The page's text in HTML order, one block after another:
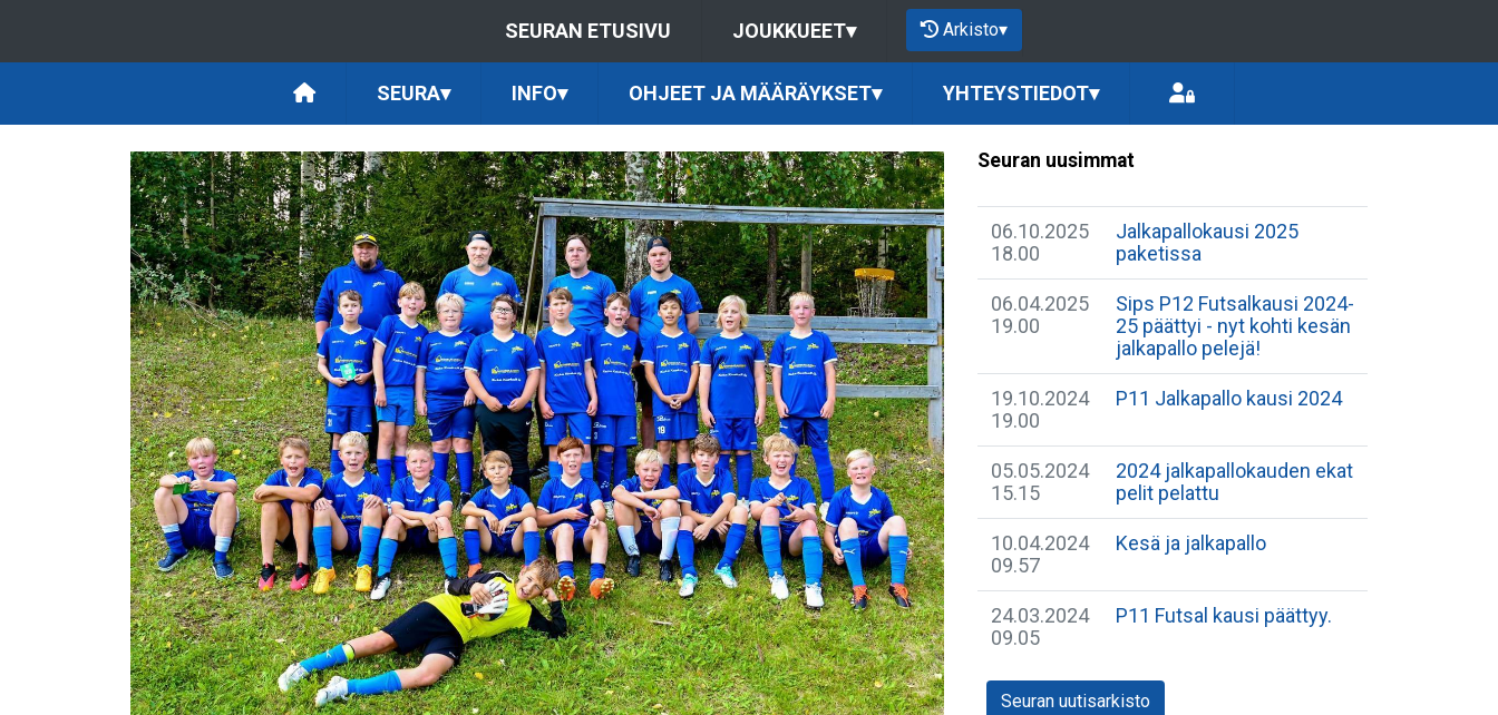
SEURAN ETUSIVU JOUKKUEET▾ Arkisto▾
SEURA▾ INFO▾ OHJEET JA MÄÄRÄYKSET▾ YHTEYSTIEDOT▾
Seuran uusimmat
06.10.2025
18.00
Jalkapallokausi 2025
paketissa
06.04.2025
19.00
Sips P12 Futsalkausi 2024-
25 päättyi - nyt kohti kesän
jalkapallo pelejä!
19.10.2024
19.00
P11 Jalkapallo kausi 2024
05.05.2024
15.15
2024 jalkapallokauden ekat
pelit pelattu
10.04.2024
09.57
Kesä ja jalkapallo
24.03.2024
09.05
P11 Futsal kausi päättyy.
Seuran uutisarkisto